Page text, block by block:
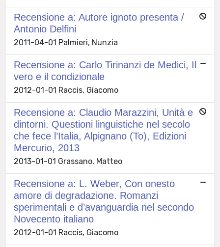
Recensione a: Autore ignoto presenta /
Antonio Delfini
2011-04-01 Palmieri, Nunzia
Recensione a: Carlo Tirinanzi de Medici, Il
vero e il condizionale
2012-01-01 Raccis, Giacomo
Recensione a: Claudio Marazzini, Unità e
dintorni. Questioni linguistiche nel secolo
che fece l’Italia, Alpignano (To), Edizioni
Mercurio, 2013
2013-01-01 Grassano, Matteo
Recensione a: L. Weber, Con onesto
amore di degradazione. Romanzi
sperimentali e d’avanguardia nel secondo
Novecento italiano
2012-01-01 Raccis, Giacomo